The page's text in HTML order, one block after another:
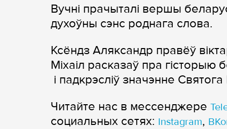
Вучнi прачыталi​ вершы
духоўны​ сэнс роднага слова.
Ксёндз Аляксандр правёў
Мiхаiл расказаў пра гісторыю
і падкрэслiў значэнне
Читайте нас в мессенджере
cоциальных сетях: Instagram,